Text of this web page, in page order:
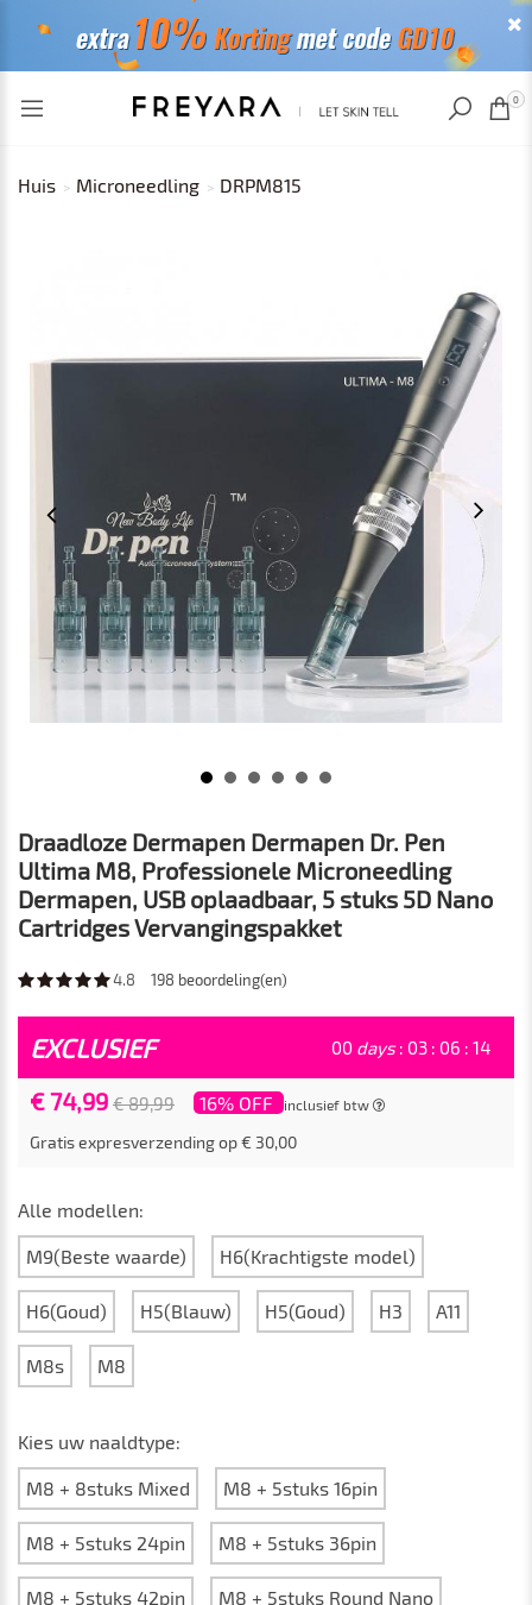
RECENT BEKEKEN 0
Huis Microneedling DRPM815
Draadloze Dermapen Dermapen Dr. Pen
Ultima M8, Professionele Microneedling
Dermapen, USB oplaadbaar, 5 stuks 5D Nano
Cartridges Vervangingspakket
4.8 198 beoordeling(en)
EXCLUSIEF 00 days: 03 : 06 : 12
€ 74,99 € 89,99 16% OFF inclusief btw
Gratis expresverzending op € 30,00
Alle modellen:
M9(Beste waarde) H6(Krachtigste model)
H6(Goud) H5(Blauw) H5(Goud) H3 A11
M8s M8
Kies uw naaldtype:
M8 + 8stuks Mixed M8 + 5stuks 16pin
M8 + 5stuks 24pin M8 + 5stuks 36pin
M8 + 5stuks 42pin M8 + 5stuks Round Nano